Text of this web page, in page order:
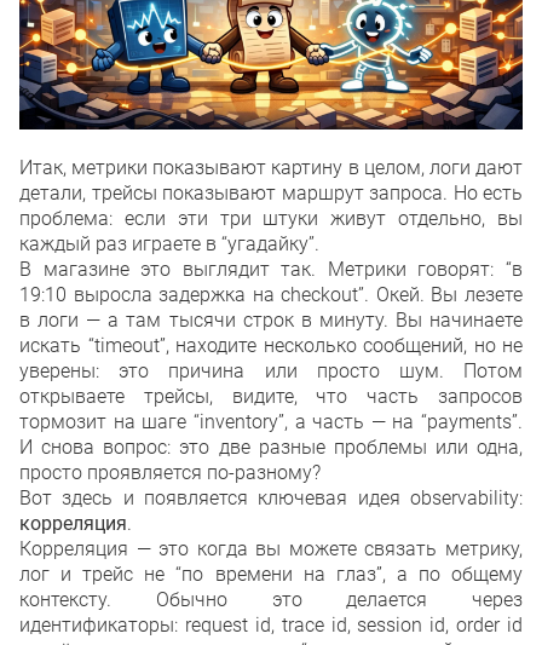
Итак, метрики показывают картину в целом, логи дают
детали, трейсы показывают маршрут запроса. Но есть
проблема: если эти три штуки живут отдельно, вы
каждый раз играете в “угадайку”.
В магазине это выглядит так. Метрики говорят: “в
19:10 выросла задержка на checkout”. Окей. Вы лезете
в логи — а там тысячи строк в минуту. Вы начинаете
искать “timeout”, находите несколько сообщений, но не
уверены: это причина или просто шум. Потом
открываете трейсы, видите, что часть запросов
тормозит на шаге “inventory”, а часть — на “payments”.
И снова вопрос: это две разные проблемы или одна,
просто проявляется по-разному?
Вот здесь и появляется ключевая идея observability:
корреляция.
Корреляция — это когда вы можете связать метрику,
лог и трейс не “по времени на глаз”, а по общему
контексту. Обычно это делается через
идентификаторы: request id, trace id, session id, order id